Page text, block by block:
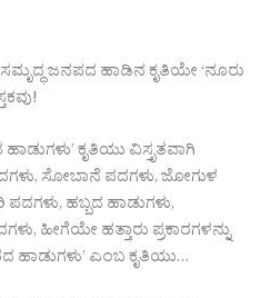
ಜನಪದ ಹಾಡಿನ‌ ಕೃತಿಯೇ ‘ನೂರು
ಕೃತಿಯು ವಿಸ್ತೃತವಾಗಿ
ಸೋಬಾನೆ ಪದಗಳು, ಜೋಗುಳ
ಹಬ್ಬದ ಹಾಡುಗಳು,
ಹೀಗೆಯೇ ಹತ್ತಾರು ಪ್ರಕಾರಗಳನ್ನು
ಎಂಬ ಕೃತಿಯು…